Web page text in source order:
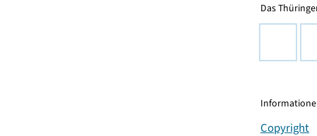
Das
Copyright